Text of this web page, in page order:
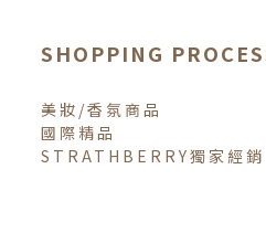
SHOPPING
美妝/香氛商品
國際精品
STRATHBERRY獨家經銷